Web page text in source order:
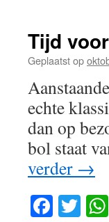
pleur
de
deur
Tijd
Geplaatst op
echte
dan op
bol staat
verder →